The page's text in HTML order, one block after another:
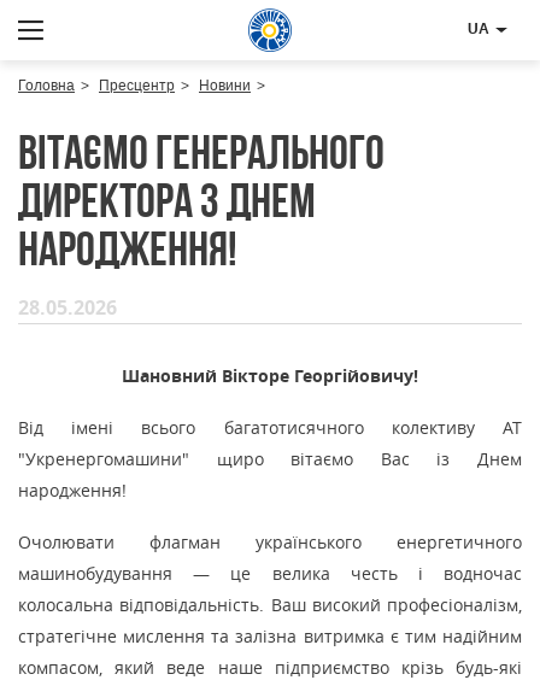
UA
Головна Пресцентр Новини
Вітаємо генерального
директора з Днем
народження!
28.05.2026
Шановний Вікторе Георгійовичу!
Від імені всього багатотисячного колективу АТ
"Укренергомашини" щиро вітаємо Вас із Днем
народження!
Очолювати флагман українського енергетичного
машинобудування — це велика честь і водночас
колосальна відповідальність. Ваш високий професіоналізм,
стратегічне мислення та залізна витримка є тим надійним
компасом, який веде наше підприємство крізь будь-які